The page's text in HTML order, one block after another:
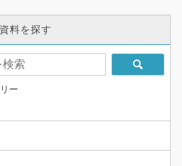
資料を探す
ー